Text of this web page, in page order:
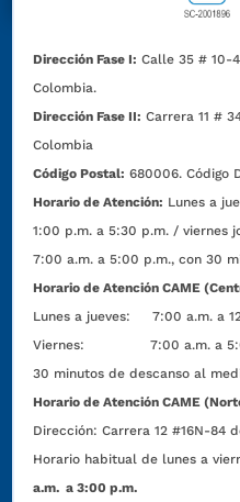
Dirección Fase I: Calle 35 # 10-
Colombia.
Dirección Fase II: Carrera 11 #
Colombia
Código Postal: 680006. Código
Horario de Atención: Lunes a
1:00 p.m. a 5:30 p.m. / viernes
7:00 a.m. a 5:00 p.m., con 30
Horario de Atención CAME
Lunes a jueves: 7:00 a.m. a
Viernes: 7:00 a.m. a 5:00
30 minutos de descanso al
Horario de Atención CAME
Dirección:Carrera 12 #16N-84
Horario habitual de lunes a
a.m. a 3:00 p.m.